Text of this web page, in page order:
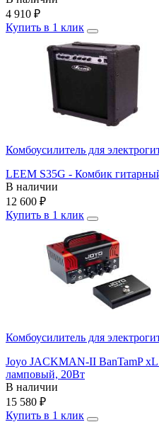
4 910 ₽
Купить в 1 клик
Комбоусилитель для
LEEM S35G - Комбик
В наличии
12 600 ₽
Купить в 1 клик
Комбоусилитель для
Joyo JACKMAN-II BanTamP xL
ламповый, 20Вт
В наличии
15 580 ₽
Купить в 1 клик